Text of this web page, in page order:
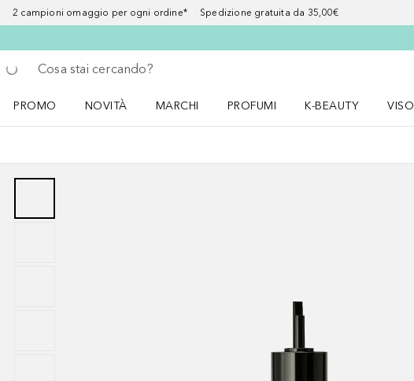
2 campioni omaggio per ogni ordine* Spedizione gratuita da 35,00€
Torna indietro
Esegui ricerca
PROMO
NOVITÀ
MARCHI
PROFUMI
K-BEAUTY
VISO